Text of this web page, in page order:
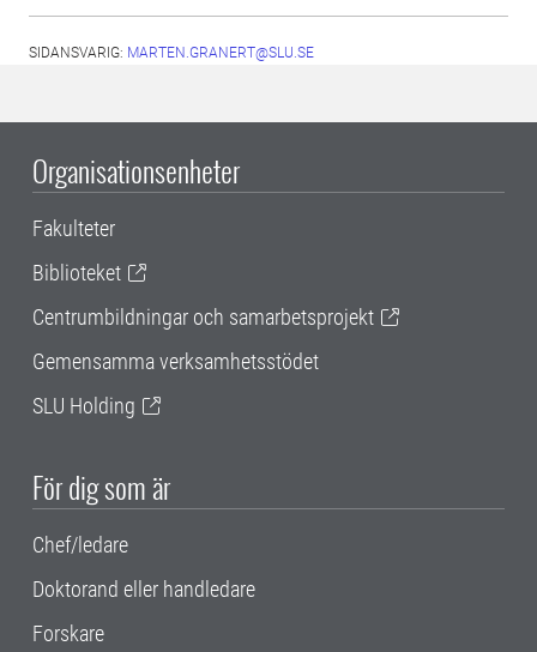
SIDANSVARIG: MARTEN.GRANERT@SLU.SE
Organisationsenheter
Fakulteter
Biblioteket
Centrumbildningar och samarbetsprojekt
Gemensamma verksamhetsstödet
SLU Holding
För dig som är
Chef/ledare
Doktorand eller handledare
Forskare